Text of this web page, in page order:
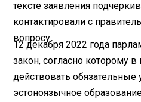
тексте заявления
контактировали с
вопросу.
12 декабря 2022 года
закон, согласно которому в
действовать обязательные
эстоноязычное